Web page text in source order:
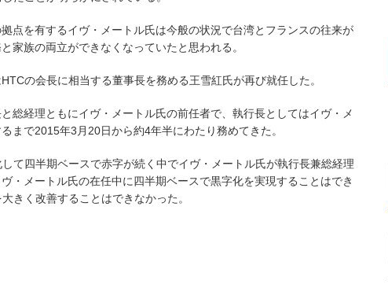
点を有するイヴ・メートル氏は今般の状況で台湾とフランスの往来が
家族の両立ができなくなっていたと思われる。
の会長に相当する董事長を務める王雪紅氏が再び就任した。
総経理ともにイヴ・メートル氏の前任者で、執行長としてはイヴ・メ
まで2015年3月20日から約4年半にわたり務めてきた。
て四半期ベースで赤字が続く中でイヴ・メートル氏が執行長兼総経理
・メートル氏の在任中に四半期ベースで黒字化を実現することはでき
きく改善することはできなかった。